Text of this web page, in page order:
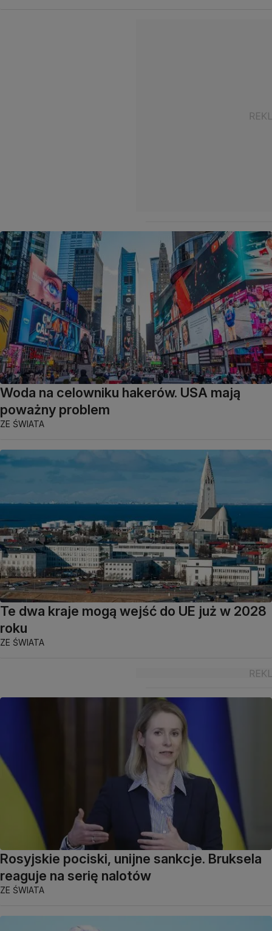
Woda na celowniku hakerów. USA mają
poważny problem
ZE ŚWIATA
Te dwa kraje mogą wejść do UE już w 2028
roku
ZE ŚWIATA
Rosyjskie pociski, unijne sankcje. Bruksela
reaguje na serię nalotów
ZE ŚWIATA